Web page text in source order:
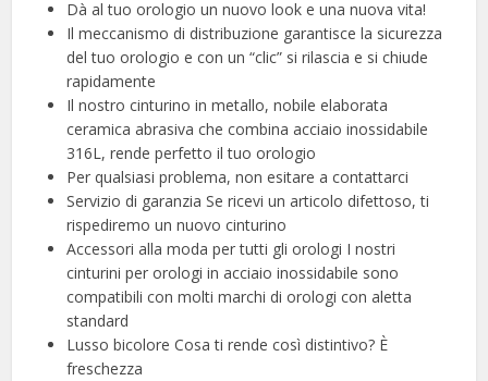
Dà al tuo orologio un nuovo look e una nuova vita!
Il meccanismo di distribuzione garantisce la sicurezza
del tuo orologio e con un “clic” si rilascia e si chiude
rapidamente
Il nostro cinturino in metallo, nobile elaborata
ceramica abrasiva che combina acciaio inossidabile
316L, rende perfetto il tuo orologio
Per qualsiasi problema, non esitare a contattarci
Servizio di garanzia Se ricevi un articolo difettoso, ti
rispediremo un nuovo cinturino
Accessori alla moda per tutti gli orologi I nostri
cinturini per orologi in acciaio inossidabile sono
compatibili con molti marchi di orologi con aletta
standard
Lusso bicolore Cosa ti rende così distintivo? È
freschezza